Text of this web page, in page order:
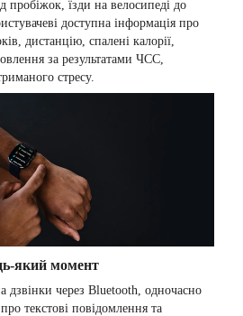
пробіжок, їзди на велосипеді до
доступна інформація про
дистанцію, спалені калорії,
за результатами ЧСС,
стресу.
який момент
дзвінки через Bluetooth, одночасно
текстові повідомлення та